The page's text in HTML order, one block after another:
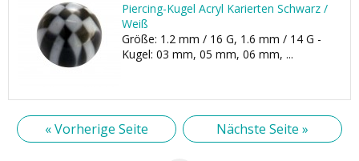
Piercing-Kugel Acryl Karierten Schwarz /
Weiß
Größe: 1.2 mm / 16 G, 1.6 mm / 14 G -
Kugel: 03 mm, 05 mm, 06 mm, ...
« Vorherige Seite Nächste Seite »